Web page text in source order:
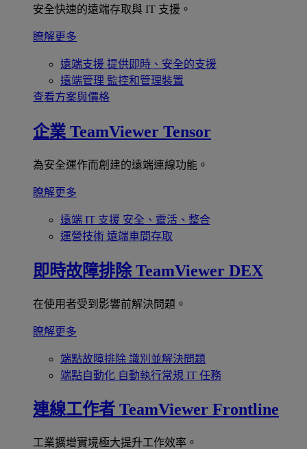
安全快速的遠端存取與 IT 支援。
瞭解更多
遠端支援 提供即時、安全的支援
遠端管理 監控和管理裝置
查看方案與價格
企業 TeamViewer Tensor
為安全運作而創建的遠端連線功能。
瞭解更多
遠端 IT 支援 安全、靈活、整合
運營技術 遠端車間存取
即時故障排除 TeamViewer DEX
在使用者受到影響前解決問題。
瞭解更多
端點故障排除 識別並解決問題
端點自動化 自動執行常規 IT 任務
連線工作者 TeamViewer Frontline
工業擴增實境極大提升工作效率。